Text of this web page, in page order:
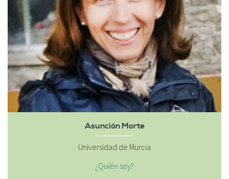
Asunción Morte
Universidad de Murcia
¿Quién soy?